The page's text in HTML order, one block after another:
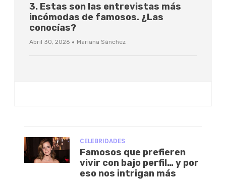
3. Estas son las entrevistas más
incómodas de famosos. ¿Las
conocías?
Abril 30, 2026 · Mariana Sánchez
CELEBRIDADES
Famosos que prefieren
vivir con bajo perfil… y por
eso nos intrigan más